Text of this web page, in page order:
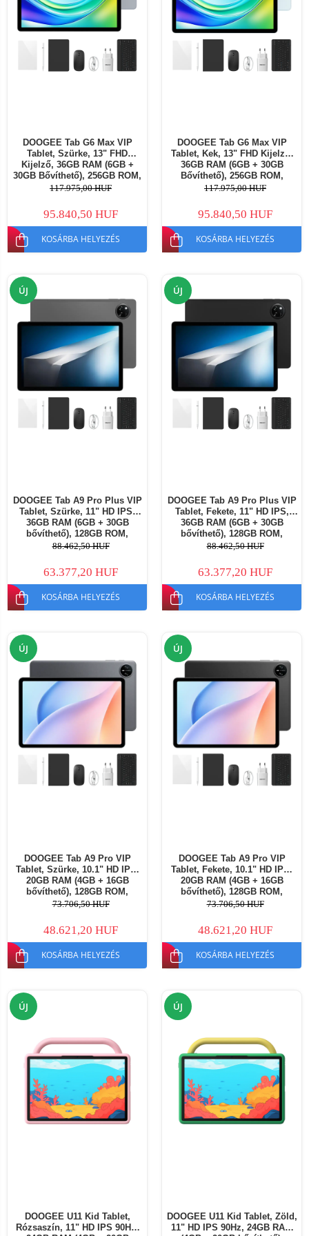
DOOGEE Tab G6 Max VIP
Tablet, Szürke, 13" FHD
Kijelző, 36GB RAM (6GB +
30GB Bővíthető), 256GB ROM,
10800mAh Akkumulátor,
117.975,00 HUF
95.840,50 HUF
KOSÁRBA HELYEZÉS
DOOGEE Tab G6 Max VIP
Tablet, Kek, 13" FHD Kijelző,
36GB RAM (6GB + 30GB
Bővíthető), 256GB ROM,
10800mAh Akkumulátor,
117.975,00 HUF
95.840,50 HUF
KOSÁRBA HELYEZÉS
ÚJ
DOOGEE Tab A9 Pro Plus VIP
Tablet, Szürke, 11" HD IPS,
36GB RAM (6GB + 30GB
bővíthető), 128GB ROM,
Android 15, 8580mAh, Wi-Fi,
88.462,50 HUF
63.377,20 HUF
KOSÁRBA HELYEZÉS
ÚJ
DOOGEE Tab A9 Pro Plus VIP
Tablet, Fekete, 11" HD IPS,
36GB RAM (6GB + 30GB
bővíthető), 128GB ROM,
Android 15, 8580mAh, Wi-Fi,
88.462,50 HUF
63.377,20 HUF
KOSÁRBA HELYEZÉS
ÚJ
DOOGEE Tab A9 Pro VIP
Tablet, Szürke, 10.1" HD IPS,
20GB RAM (4GB + 16GB
bővíthető), 128GB ROM,
Android 15, Unisoc T7200, Wi-
73.706,50 HUF
48.621,20 HUF
KOSÁRBA HELYEZÉS
ÚJ
DOOGEE Tab A9 Pro VIP
Tablet, Fekete, 10.1" HD IPS,
20GB RAM (4GB + 16GB
bővíthető), 128GB ROM,
Android 15, Unisoc T7200, Wi-
73.706,50 HUF
48.621,20 HUF
KOSÁRBA HELYEZÉS
ÚJ
DOOGEE U11 Kid Tablet,
Rózsaszín, 11" HD IPS 90Hz,
ÚJ
DOOGEE U11 Kid Tablet, Zöld,
11" HD IPS 90Hz, 24GB RAM